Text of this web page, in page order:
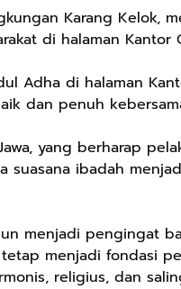
Karang Kelok,
di halaman Kantor
Adha di halaman
dan penuh
yang berharap
ibadah
menjadi pengingat
menjadi fondasi
religius, dan